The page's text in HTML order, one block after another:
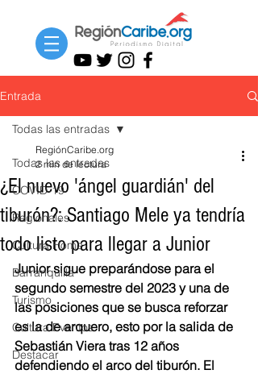
Entrada
Todas las entradas
COVID-19
Regionales
Cultura Home
Barranquilla
Turismo
Cultura Eventos
Destacar
Todas las entradas
¿El nuevo 'ángel guardián' del
tiburón?: Santiago Mele ya tendría
todo listo para llegar a Junior
RegiónCaribe.org
2 min de lectura
Junior sigue preparándose para el
segundo semestre del 2023 y una de
las posiciones que se busca reforzar
es la de arquero, esto por la salida de
Sebastián Viera tras 12 años
defendiendo el arco del tiburón. El